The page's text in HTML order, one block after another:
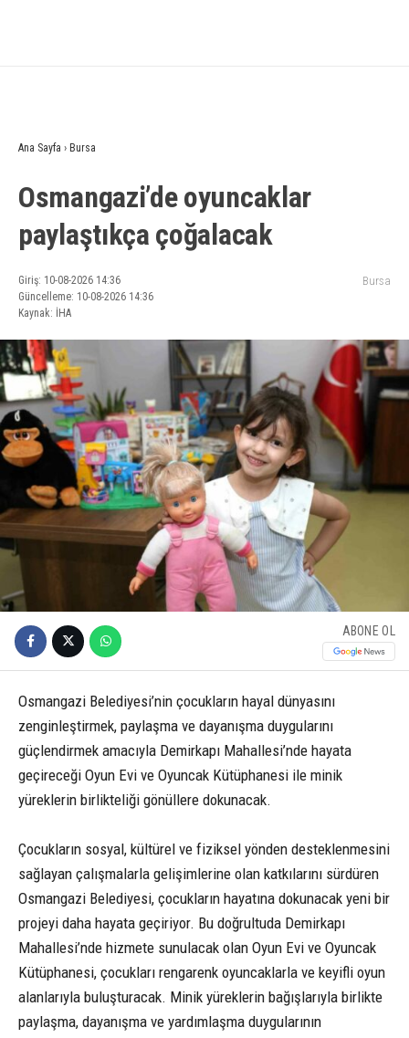
Ana Sayfa › Bursa
Osmangazi’de oyuncaklar
paylaştıkça çoğalacak
Giriş: 10-08-2026 14:36
Güncelleme: 10-08-2026 14:36
Kaynak: İHA
Bursa
ABONE OL
Osmangazi Belediyesi’nin çocukların hayal dünyasını
zenginleştirmek, paylaşma ve dayanışma duygularını
güçlendirmek amacıyla Demirkapı Mahallesi’nde hayata
geçireceği Oyun Evi ve Oyuncak Kütüphanesi ile minik
yüreklerin birlikteliği gönüllere dokunacak.
Çocukların sosyal, kültürel ve fiziksel yönden desteklenmesini
sağlayan çalışmalarla gelişimlerine olan katkılarını sürdüren
Osmangazi Belediyesi, çocukların hayatına dokunacak yeni bir
projeyi daha hayata geçiriyor. Bu doğrultuda Demirkapı
Mahallesi’nde hizmete sunulacak olan Oyun Evi ve Oyuncak
Kütüphanesi, çocukları rengarenk oyuncaklarla ve keyifli oyun
alanlarıyla buluşturacak. Minik yüreklerin bağışlarıyla birlikte
paylaşma, dayanışma ve yardımlaşma duygularının